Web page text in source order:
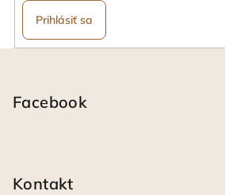
Prihlásiť sa
Facebook
Kontakt